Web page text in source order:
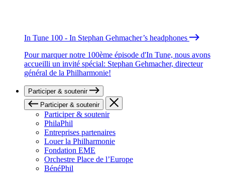
In Tune 100 - In Stephan Gehmacher’s headphones
Pour marquer notre 100ème épisode d'In Tune, nous avons
accueilli un invité spécial: Stephan Gehmacher, directeur
général de la Philharmonie!
Participer & soutenir
Participer & soutenir
Participer & soutenir
PhilaPhil
Entreprises partenaires
Louer la Philharmonie
Fondation EME
Orchestre Place de l’Europe
BénéPhil